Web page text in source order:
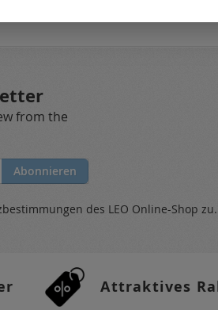
from the
Abonnieren
des LEO Online-Shop zu.
Attraktives